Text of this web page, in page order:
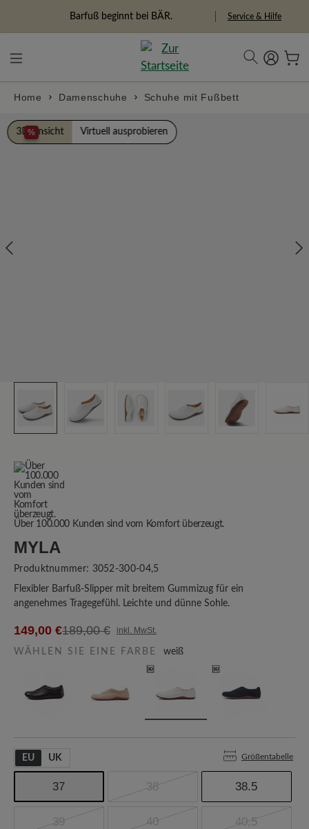
Freiheitspioniere Service & Hilfe
Home Damenschuhe Schuhe mit Fußbett
%
Bildergalerie überspringen
3D Ansicht Virtuell ausprobieren
Über 100.000 Kunden sind vom Komfort überzeugt.
MYLA
Produktnummer: 3052-300-04,5
Flexibler Barfuß-Slipper mit breitem Gummizug für ein
angenehmes Tragegefühl. Leichte und dünne Sohle.
149,00 €189,00 € inkl. MwSt.
WÄHLEN SIE EINE FARBE weiß
EU UK Größentabelle
37 38 38.5
39 40 40,5